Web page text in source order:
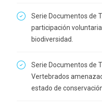
Serie Documentos de
participación
biodiversidad.
Serie Documentos de
Vertebrados
estado de